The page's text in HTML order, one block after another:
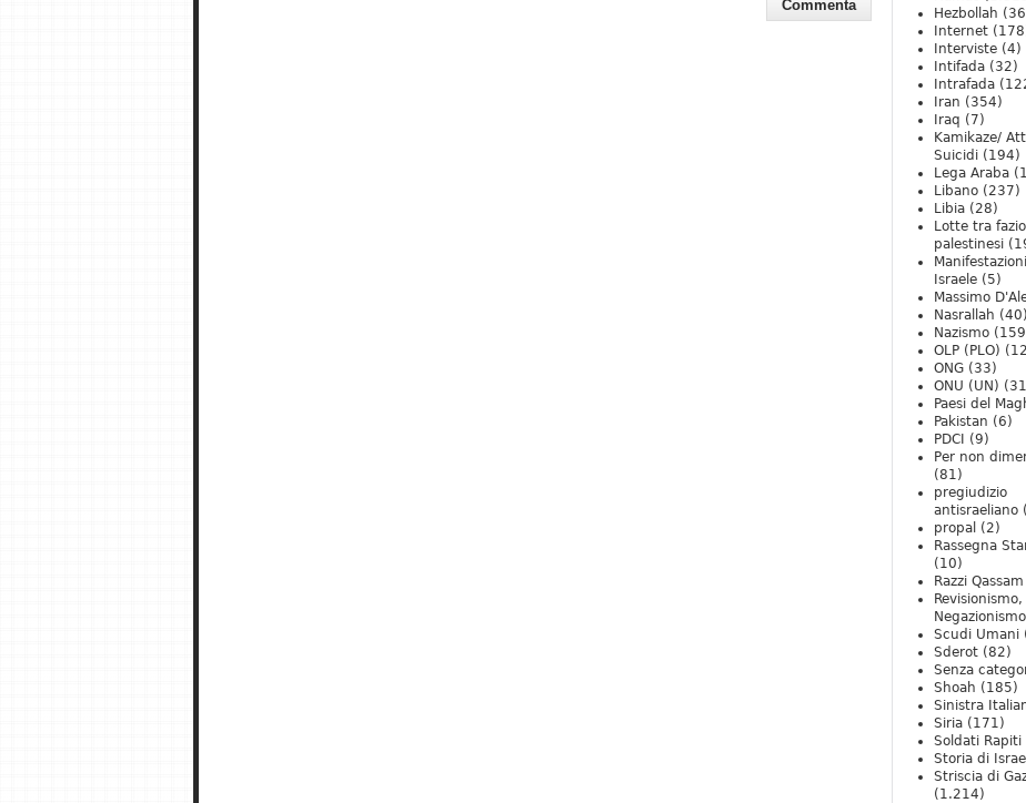
Hezbollah
Internet
Interviste (4)
Intifada (32)
Intrafada
Iran (354)
Iraq (7)
Kamikaze/
Suicidi (194)
Lega Araba
Libano (237)
Libia (28)
Lotte tra
palestinesi
Israele (5)
Massimo
Nasrallah (40)
Nazismo
OLP (PLO)
ONG (33)
ONU (UN)
Paesi del
Pakistan (6)
PDCI
(9)
Per non
(81)
pregiudizio
antisraeliano
propal (2)
Rassegna
(10)
Razzi Qassam
Revisionismo,
Negazionismo
Scudi Umani
Sderot (82)
Senza
Shoah (185)
Sinistra
Siria (171)
Soldati Rapiti
Storia di
Striscia di
(1.214)